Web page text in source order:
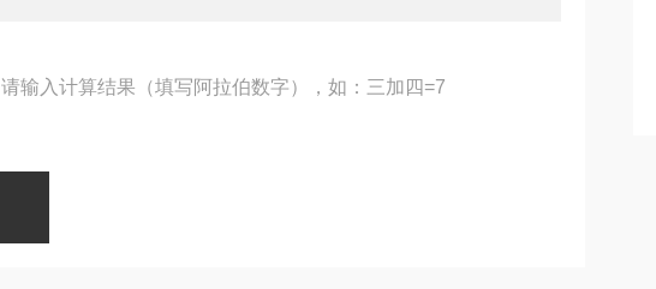
请输入计算结果（填写阿拉伯数字），如：三加四=7